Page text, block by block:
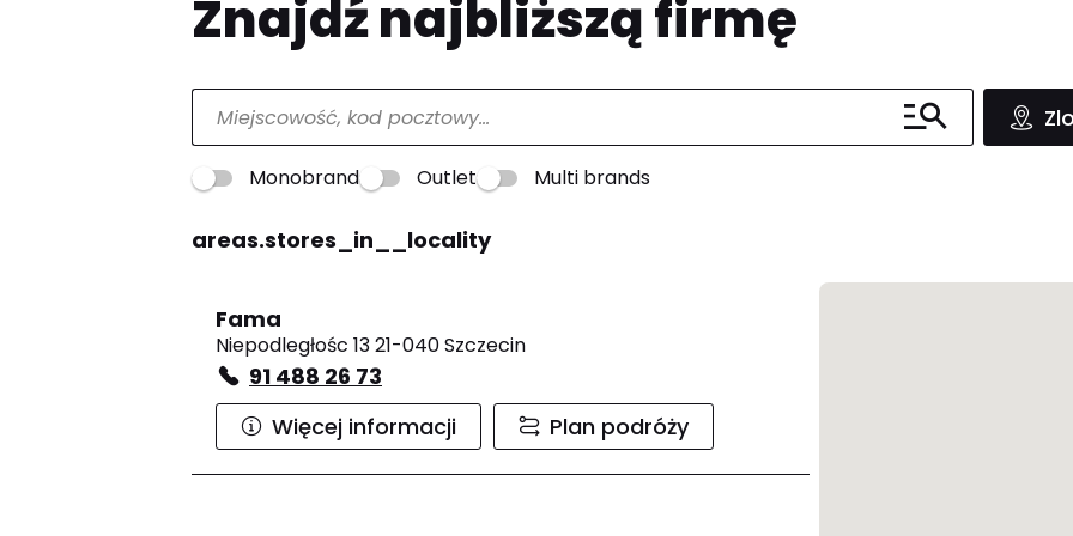
Znajdź najbliższą firmę
Monobrand Outlet Multi brands
areas.stores_in__locality
Fama
Niepodległośc 13 21-040 Szczecin
91 488 26 73
Więcej informacji
Plan podróży